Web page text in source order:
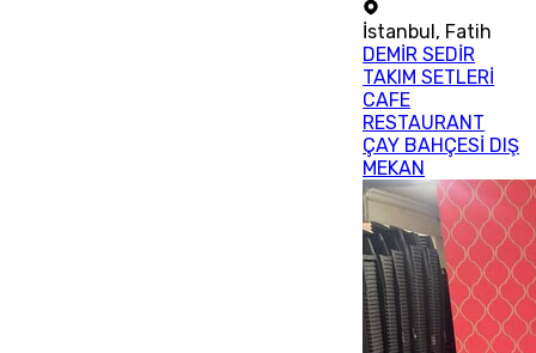
İstanbul, Fatih
DEMİR SEDİR
TAKIM SETLERİ
CAFE
RESTAURANT
ÇAY BAHÇESİ DIŞ
MEKAN